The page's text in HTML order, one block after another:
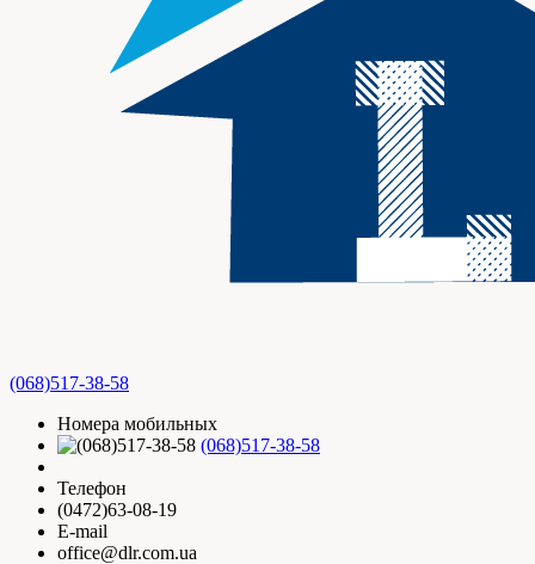
(068)517-38-58
Номера мобильных
(068)517-38-58
Телефон
(0472)63-08-19
E-mail
office@dlr.com.ua